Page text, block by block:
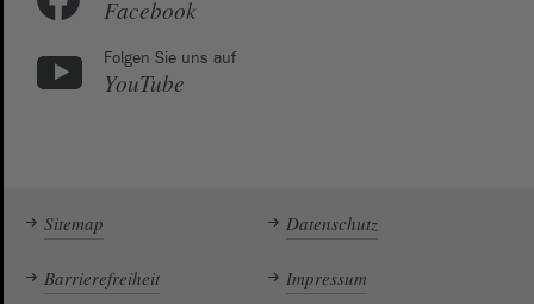
Facebook
Folgen Sie uns auf
YouTube
Sitemap Datenschutz
Barrierefreiheit Impressum